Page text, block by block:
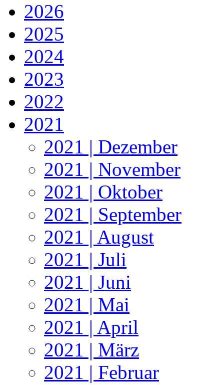
2026
2025
2024
2023
2022
2021
2021 | Dezember
2021 | November
2021 | Oktober
2021 | September
2021 | August
2021 | Juli
2021 | Juni
2021 | Mai
2021 | April
2021 | März
2021 | Februar